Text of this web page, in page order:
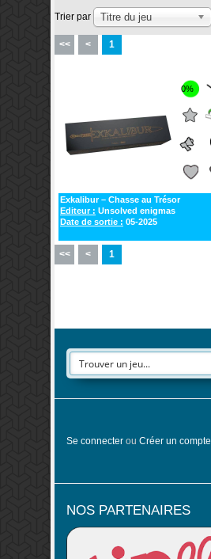
Trier par Titre du jeu
<< < 1
0%
Exkalibur – Chasse au Trésor
Editeur : Unsolved enigmas
Date de sortie : 05-2025
<< < 1
Se connecter ou Créer un compte
NOS PARTENAIRES